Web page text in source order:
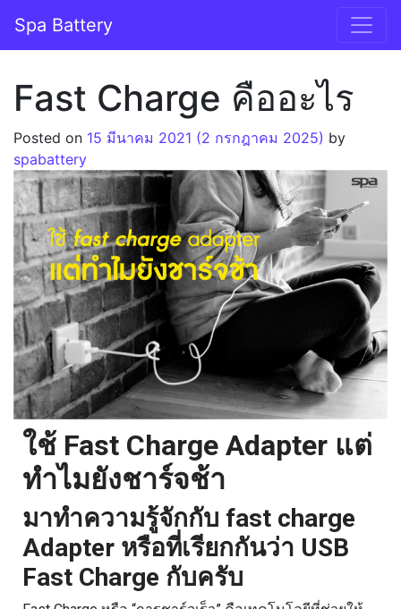
Spa Battery
Fast Charge คืออะไร
Posted on 15 มีนาคม 2021 (2 กรกฎาคม 2025) by
spabattery
ใช้ Fast Charge Adapter แต่
ทำไมยังชาร์จช้า
มาทำความรู้จักกับ fast charge
Adapter หรือที่เรียกกันว่า USB
Fast Charge กับครับ